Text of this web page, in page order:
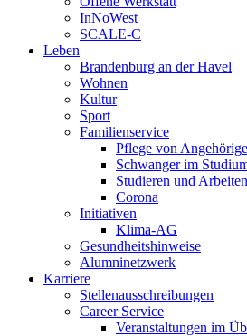
InNoWest
SCALE-C
Leben
Brandenburg an der Havel
Wohnen
Kultur
Sport
Familienservice
Pflege von
Schwanger im
Studieren und
Corona
Initiativen
Klima-AG
Gesundheitshinweise
Alumninetzwerk
Karriere
Stellenausschreibungen
Career Service
Veranstaltungen im